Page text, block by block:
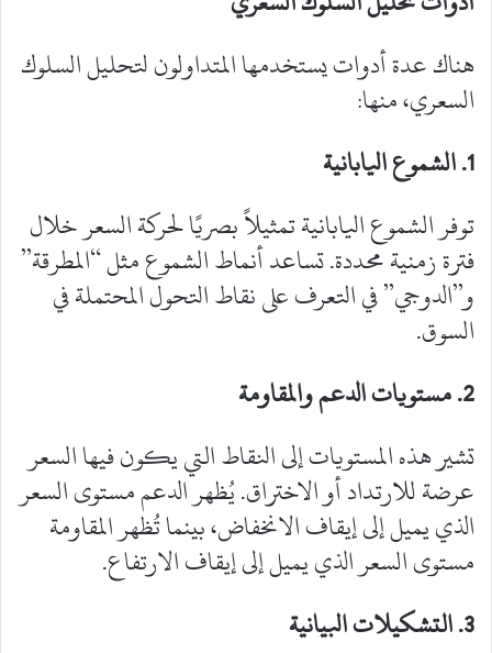
هناك عدة أدوات يستخدمها المتداولون لتحليل السلوك
السعري، منها:
1. الشموع اليابانية
‎توفر الشموع اليابانية تمثيلاً بصريًا لحركة السعر خلال
فترة زمنية محددة. تساعد أنماط الشموع مثل “المطرقة”
و”الدوجي” في التعرف على نقاط التحول المحتملة في
السوق.
2. مستويات الدعم والمقاومة
‎تشير هذه المستويات إلى النقاط التي يكون فيها السعر
عرضة للارتداد أو الاختراق. يُظهر الدعم مستوى السعر
الذي يميل إلى إيقاف الانخفاض، بينما تُظهر المقاومة
مستوى السعر الذي يميل إلى إيقاف الارتفاع.
3. التشكيلات البيانية